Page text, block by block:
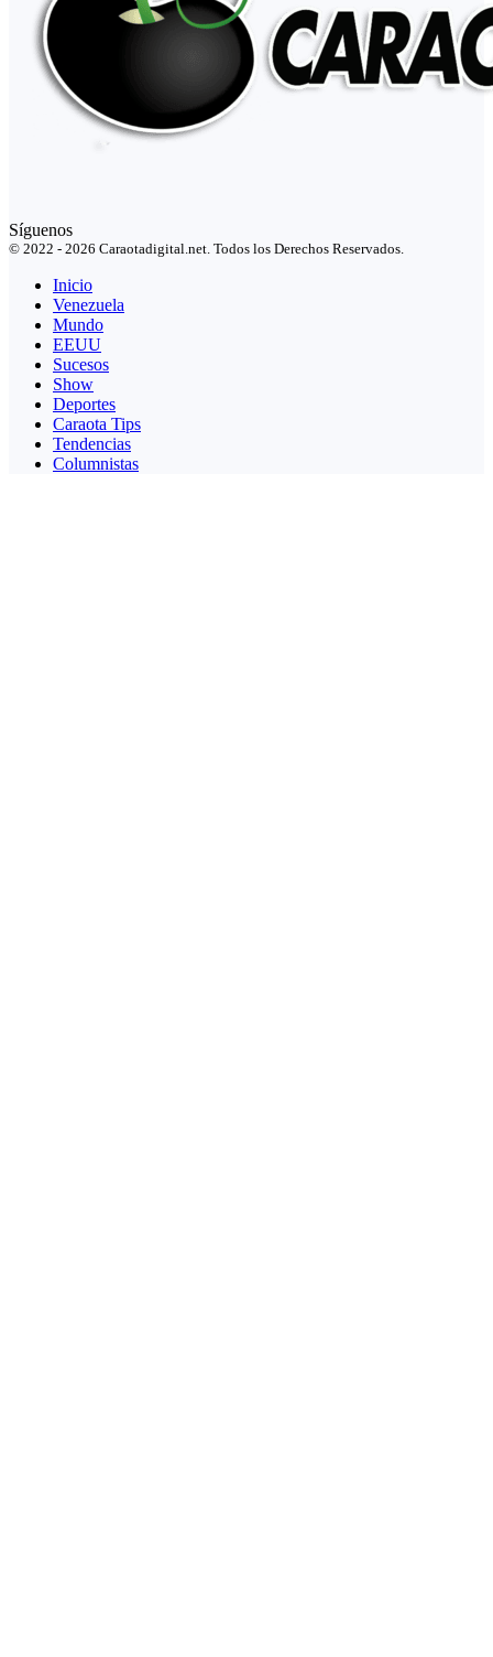
Síguenos
© 2022 - 2026 Caraotadigital.net. Todos los Derechos Reservados.
Inicio
Venezuela
Mundo
EEUU
Sucesos
Show
Deportes
Caraota Tips
Tendencias
Columnistas